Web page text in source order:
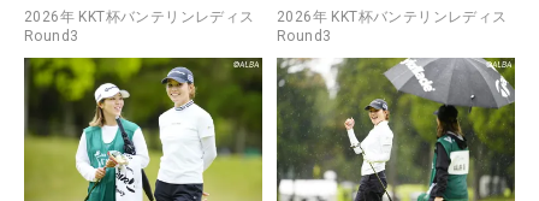
2026年 KKT杯バンテリンレディス
Round3
2026年 KKT杯バンテリンレディス
Round3